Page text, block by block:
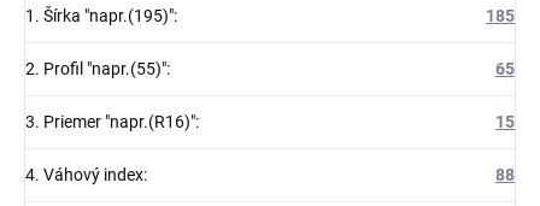
1. Šírka "napr.(195)": 185
2. Profil "napr.(55)": 65
3. Priemer "napr.(R16)": 15
4. Váhový index: 88